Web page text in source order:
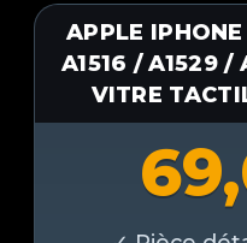
APPLE
A1516 / A1529 /
VITRE